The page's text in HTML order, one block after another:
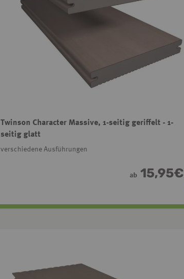
Twinson Character Massive, 1-seitig geriffelt - 1-
seitig glatt
verschiedene Ausführungen
ab 15,95€